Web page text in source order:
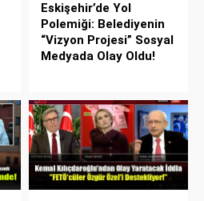
Eskişehir’de Yol
Polemiği: Belediyenin
“Vizyon Projesi” Sosyal
Medyada Olay Oldu!